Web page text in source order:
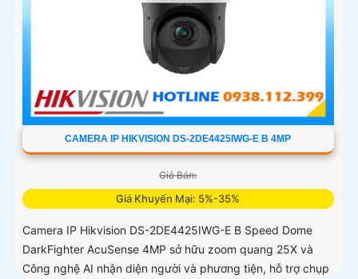
CAMERA IP HIKVISION DS-2DE4425IWG-E B 4MP
Giá Bán:
Giá Khuyến Mại: 5%-35%
Camera IP Hikvision DS-2DE4425IWG-E B Speed Dome
DarkFighter AcuSense 4MP sở hữu zoom quang 25X và
Công nghệ AI nhận diện người và phương tiện, hỗ trợ chụp